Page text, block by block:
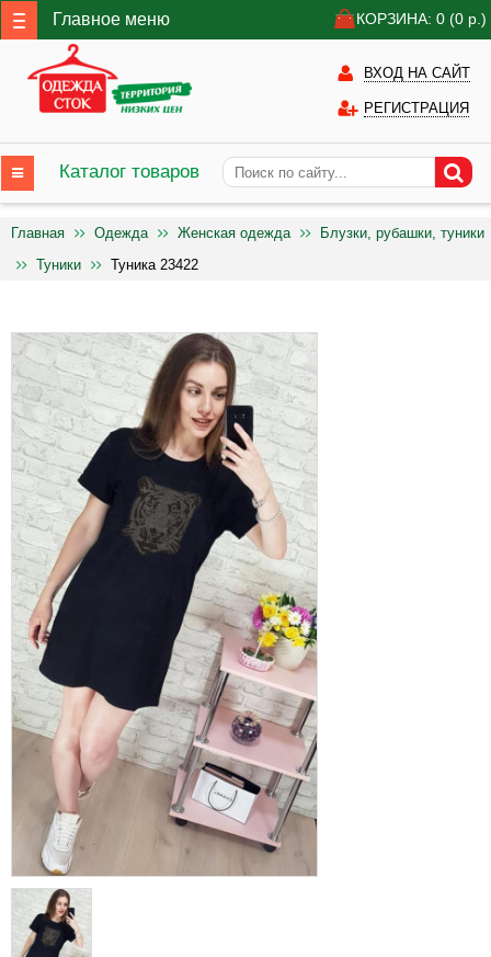
Главное меню КОРЗИНА: 0 (0 р.)
ВХОД НА САЙТ
РЕГИСТРАЦИЯ
Каталог товаров
Главная Одежда Женская одежда
Блузки, рубашки, туники
Туники
Туника 23422